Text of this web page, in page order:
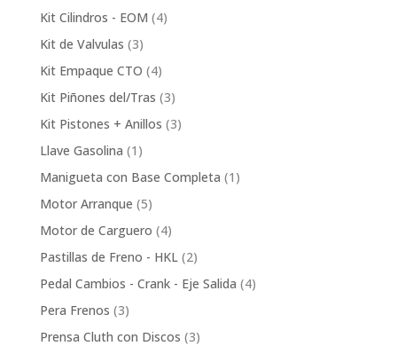
Kit Cilindros - EOM 44
Kit de Valvulas 33
products
Kit Empaque CTO 44
products
Kit Piñones del/Tras 33
products
Kit Pistones + Anillos 33
Llave Gasolina 1 1
product
Manigueta con Base Completa 1 1
Motor Arranque 55
products
Motor de Carguero 44
products
Pastillas de Freno - HKL 22
products
Pedal Cambios - Crank - Eje Salida 44
Pera Frenos 33
products
Prensa Cluth con Discos 33